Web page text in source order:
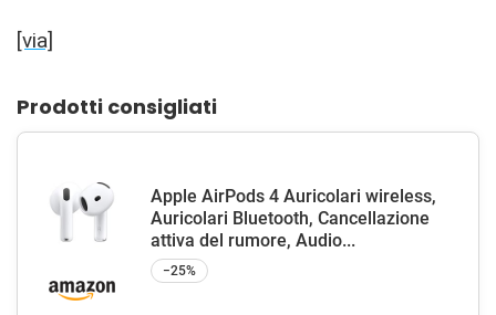
[via]
Prodotti consigliati
Apple AirPods 4 Auricolari wireless,
Auricolari Bluetooth, Cancellazione
attiva del rumore, Audio...
−25%